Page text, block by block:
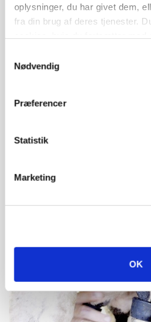
oplysninger, du har givet dem,
fra din brug af deres tjenester.
Nødvendig
Præferencer
Statistik
Marketing
OK
landbrugets ejerstruktur